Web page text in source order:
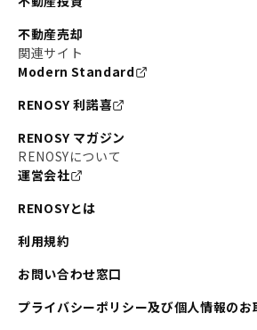
不動産売却
関連サイト
Modern Standard
RENOSY 利諾喜
RENOSY マガジン
RENOSYについて
運営会社
RENOSYとは
利用規約
お問い合わせ窓口
プライバシーポリシー及び個人情報のお